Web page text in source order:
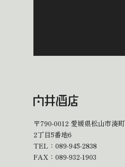
〒790-0012 愛媛県松山市湊町
2丁目5番地6
TEL： 089-945-2838
FAX：089-932-1903